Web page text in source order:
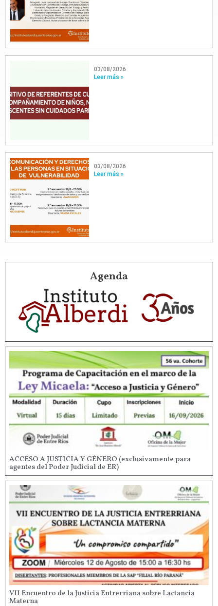
03/08/2026
Leer más »
03/08/2026
Leer más »
Agenda
ACCESO A JUSTICIA Y GÉNERO (exclusivamente para
agentes del Poder Judicial de ER)
VII Encuentro de la Justicia Entrerriana sobre Lactancia
Materna